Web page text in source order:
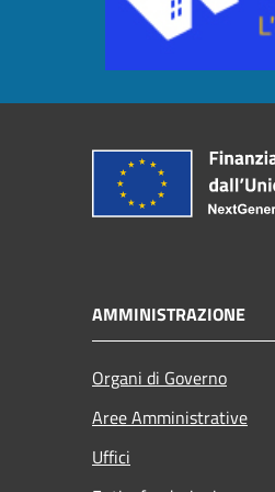
AMMINISTRAZIONE
Organi di Governo
Aree Amministrative
Uffici